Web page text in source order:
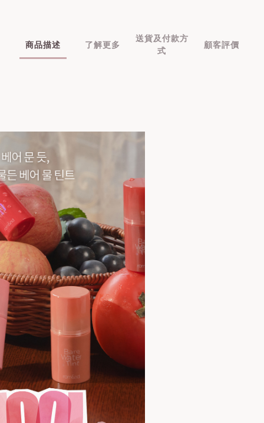
商品描述 了解更多
送貨及付款方
式
顧客評價